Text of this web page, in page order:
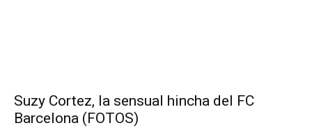
Suzy Cortez, la sensual hincha del FC
Barcelona (FOTOS)